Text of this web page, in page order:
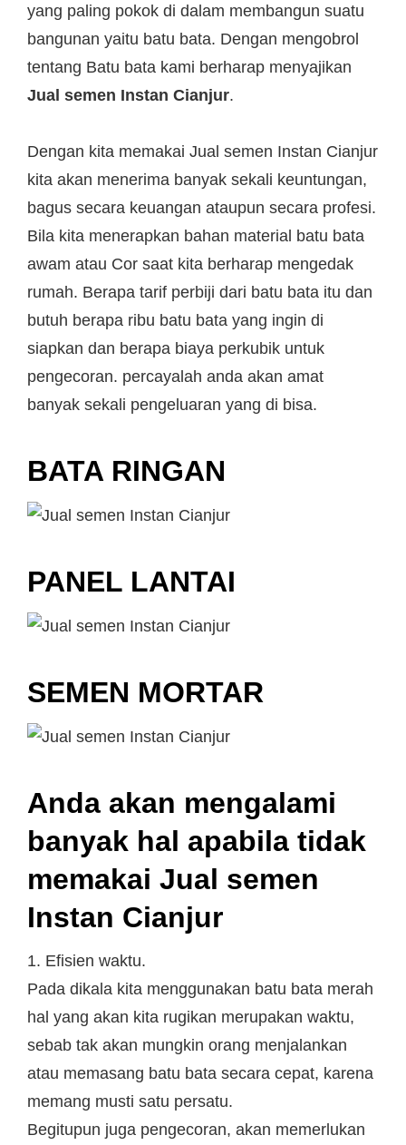
yang paling pokok di dalam membangun suatu
bangunan yaitu batu bata. Dengan mengobrol
tentang Batu bata kami berharap menyajikan
Jual semen Instan Cianjur.
Dengan kita memakai Jual semen Instan Cianjur
kita akan menerima banyak sekali keuntungan,
bagus secara keuangan ataupun secara profesi.
Bila kita menerapkan bahan material batu bata
awam atau Cor saat kita berharap mengedak
rumah. Berapa tarif perbiji dari batu bata itu dan
butuh berapa ribu batu bata yang ingin di
siapkan dan berapa biaya perkubik untuk
pengecoran. percayalah anda akan amat
banyak sekali pengeluaran yang di bisa.
BATA RINGAN
PANEL LANTAI
SEMEN MORTAR
Anda akan mengalami
banyak hal apabila tidak
memakai Jual semen
Instan Cianjur
1. Efisien waktu.
Pada dikala kita menggunakan batu bata merah
hal yang akan kita rugikan merupakan waktu,
sebab tak akan mungkin orang menjalankan
atau memasang batu bata secara cepat, karena
memang musti satu persatu.
Begitupun juga pengecoran, akan memerlukan